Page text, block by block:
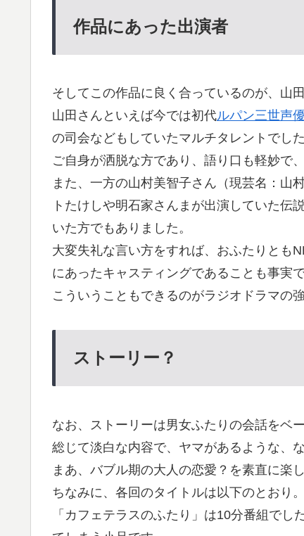
作品にあった出演者
そしてこの作品に良く合っているのが、山
山田さんといえば今では初代ルパン三世声優
の司会などもしていたマルチタレントでした
ご自身が洒脱な方であり、語り口も軽妙で
また、一方の山村美智子さん（現芸名：山
トたけしや明石家さんまが出演していた伝
いた方でもありました。
大変失礼な言い方をすれば、おふたりとも
にあったキャスティングであることも事実で
こういうこともできるのがラジオドラマの
ストーリー？
なお、ストーリーは男女ふたりの会話をベ
総じて淡白な内容で、ヤマがあるような、
まあ、バブル期の大人の恋愛？を素直に楽
ちなみに、各回のタイトルは以下のとおり。
「カフェテラスのふたり」は10分番組で